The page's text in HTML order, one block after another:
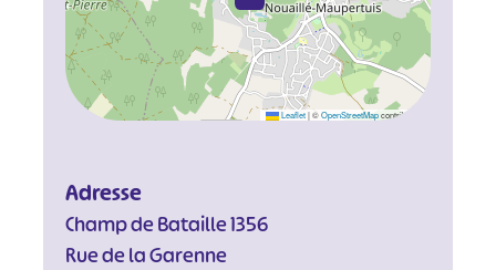
Leaflet |©OpenStreetMapcontributors
Adresse
Champ de Bataille 1356
Rue de la Garenne